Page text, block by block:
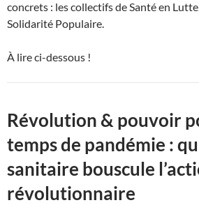
concrets : les collectifs de Santé en
Solidarité Populaire.
À lire ci-dessous !
Révolution & pouvoir
temps de pandémie :
sanitaire bouscule
révolutionnaire